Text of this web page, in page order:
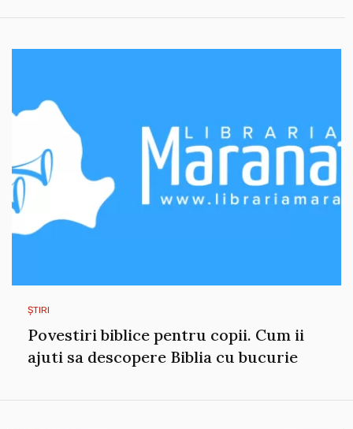
ȘTIRI
Povestiri biblice pentru copii. Cum ii
ajuti sa descopere Biblia cu bucurie